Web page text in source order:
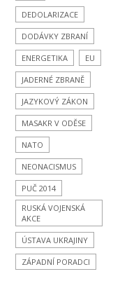
DEDOLARIZACE
DODÁVKY ZBRANÍ
ENERGETIKA EU
JADERNÉ ZBRANĚ
JAZYKOVÝ ZÁKON
MASAKR V ODĚSE
NATO
NEONACISMUS
PUČ 2014
RUSKÁ VOJENSKÁ
AKCE
ÚSTAVA UKRAJINY
ZÁPADNÍ PORADCI